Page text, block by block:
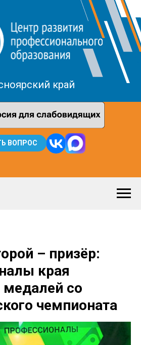
край
ВОПРОС
– призёр:
края
медалей со
чемпионата